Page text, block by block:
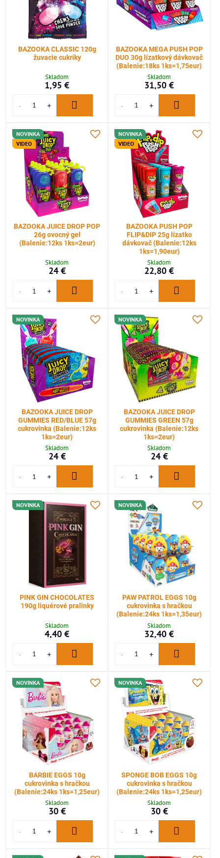
BAZOOKA CLASSIC 120g
žuvacie cukríky
Skladom
1,95 €
BAZOOKA MEGA PUSH POP
DUO 30g lízatkový dávkovač
(Balenie:18ks 1ks=1,75eur)
Skladom
31,50 €
NOVINKA
VIDEO
BAZOOKA JUICE DROP POP
26g ovocný gel
(Balenie:12ks 1ks=2eur)
Skladom
24 €
NOVINKA
VIDEO
BAZOOKA PUSH POP
FLIP&DIP 25g lízatko
dávkovač (Balenie:12ks
1ks=1,90eur)
Skladom
22,80 €
NOVINKA
BAZOOKA JUICE DROP
GUMMIES RED/BLUE 57g
cukrovinka (Balenie:12ks
1ks=2eur)
Skladom
24 €
NOVINKA
BAZOOKA JUICE DROP
GUMMIES GREEN 57g
cukrovinka (Balenie:12ks
1ks=2eur)
Skladom
24 €
NOVINKA
PINK GIN CHOCOLATES
190g liquérové pralinky
Skladom
4,40 €
NOVINKA
PAW PATROL EGGS 10g
cukrovinka s hračkou
(Balenie:24ks 1ks=1,35eur)
Skladom
32,40 €
NOVINKA
BARBIE EGGS 10g
cukrovinka s hračkou
(Balenie:24ks 1ks=1,25eur)
Skladom
30 €
NOVINKA
SPONGE BOB EGGS 10g
cukrovinka s hračkou
(Balenie:24ks 1ks=1,25eur)
Skladom
30 €